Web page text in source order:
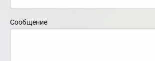
Сообщение